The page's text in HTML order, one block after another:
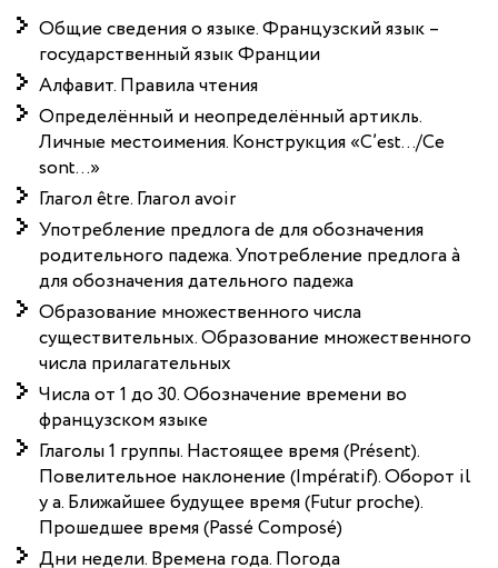
Общие сведения о языке. Французский язык –
государственный язык Франции
Алфавит. Правила чтения
Определённый и неопределённый артикль.
Личные местоимения. Конструкция «C’est…/Ce
sont…»
Глагол être. Глагол avoir
Употребление предлога de для обозначения
родительного падежа. Употребление предлога à
для обозначения дательного падежа
Образование множественного числа
существительных. Образование множественного
числа прилагательных
Числа от 1 до 30. Обозначение времени во
французском языке
Глаголы 1 группы. Настоящее время (Présent).
Повелительное наклонение (Impératif). Оборот il
y a. Ближайшее будущее время (Futur proche).
Прошедшее время (Passé Composé)
Дни недели. Времена года. Погода